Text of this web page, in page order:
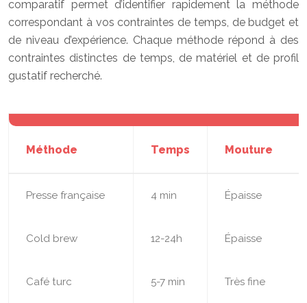
comparatif permet d’identifier rapidement la méthode
correspondant à vos contraintes de temps, de budget et
de niveau d’expérience. Chaque méthode répond à des
contraintes distinctes de temps, de matériel et de profil
gustatif recherché.
Méthode Temps Mouture
Presse française 4 min Épaisse
Cold brew 12-24h Épaisse
Café turc 5-7 min Très fine